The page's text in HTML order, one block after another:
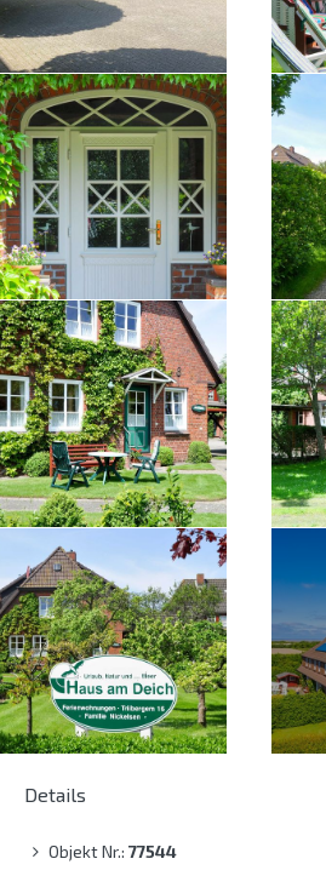
Details
Objekt Nr.: 77544